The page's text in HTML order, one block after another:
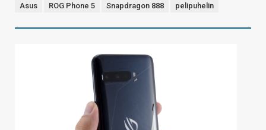
Asus ROG Phone 5 Snapdragon 888 pelipuhelin